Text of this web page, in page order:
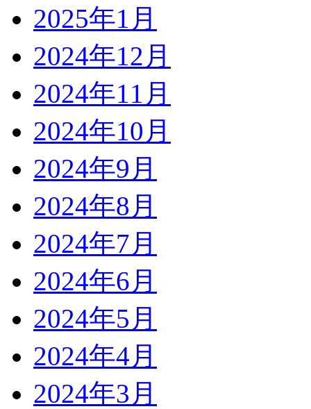
2025年1月
2024年12月
2024年11月
2024年10月
2024年9月
2024年8月
2024年7月
2024年6月
2024年5月
2024年4月
2024年3月